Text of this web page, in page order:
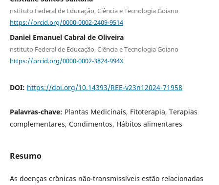
nstituto Federal de Educação, Ciência e Tecnologia Goiano
https://orcid.org/0000-0002-2409-9514
Daniel Emanuel Cabral de Oliveira
nstituto Federal de Educação, Ciência e Tecnologia Goiano
https://orcid.org/0000-0002-3824-994X
DOI: https://doi.org/10.14393/REE-v23n12024-71958
Palavras-chave: Plantas Medicinais, Fitoterapia, Terapias
complementares, Condimentos, Hábitos alimentares
Resumo
As doenças crônicas não-transmissíveis estão relacionadas